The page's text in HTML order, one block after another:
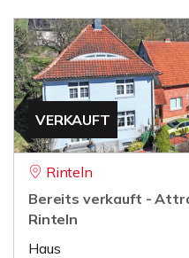
VERKAUFT
Rinteln
Bereits verkauft -
Rinteln
Haus